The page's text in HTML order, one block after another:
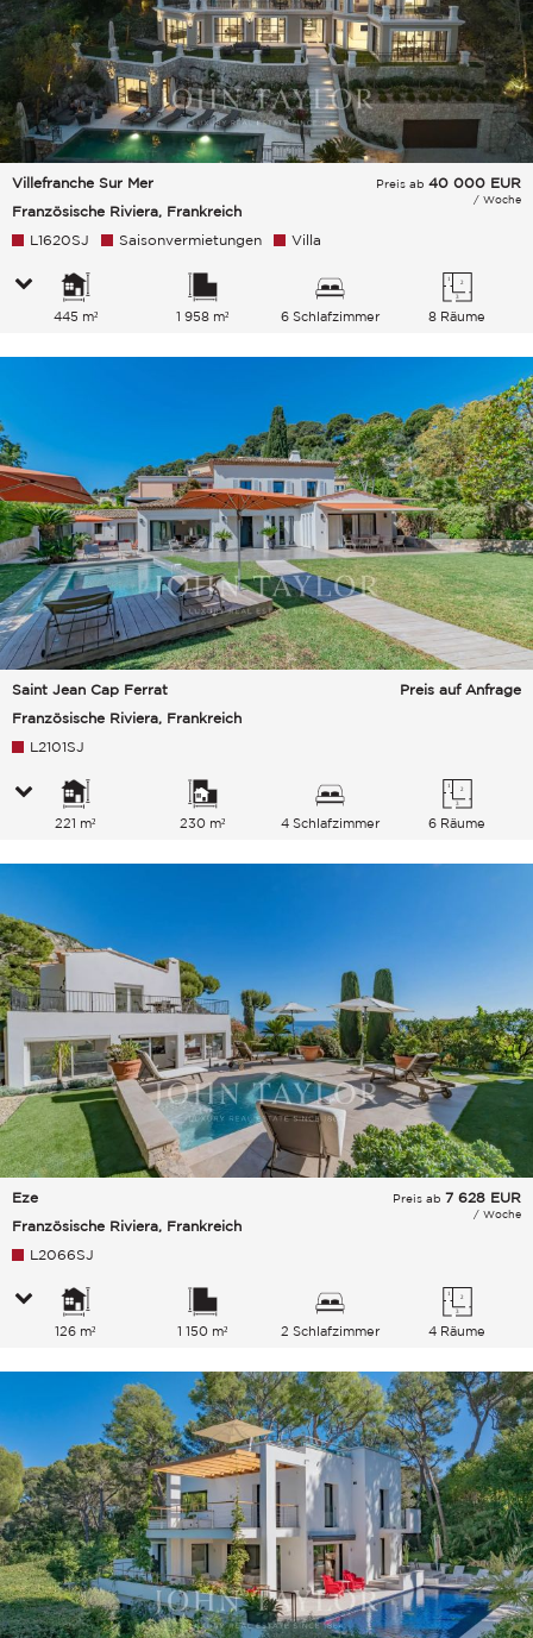
Villefranche Sur Mer
Französische Riviera, Frankreich
Preis ab 40 000 EUR
/ Woche
L1620SJ Saisonvermietungen Villa
445 m² 1 958 m² 6 Schlafzimmer 8 Räume
Saint Jean Cap Ferrat
Französische Riviera, Frankreich
Preis auf Anfrage
L2101SJ
221 m² 230 m² 4 Schlafzimmer 6 Räume
Eze
Französische Riviera, Frankreich
Preis ab 7 628 EUR
/ Woche
L2066SJ
126 m² 1 150 m² 2 Schlafzimmer 4 Räume